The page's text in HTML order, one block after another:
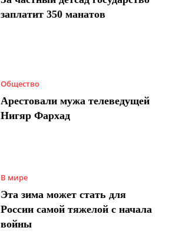
заплатит 350 манатов
Общество
Арестовали мужа телеведущей
Нигяр Фархад
В мире
Эта зима может стать для
России самой тяжелой с начала
войны